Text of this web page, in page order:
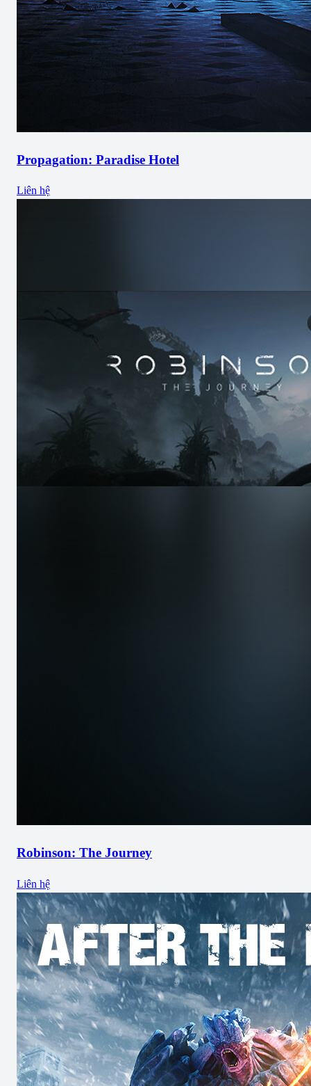
Propagation: Paradise Hotel
Liên hệ
Robinson: The Journey
Liên hệ